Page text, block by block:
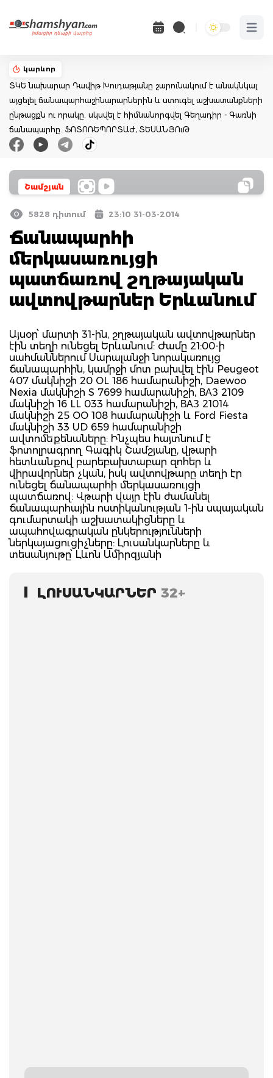
Open
կարևոր
ՏԿԵ նախարար Դավիթ Խուդաթյանը շարունակում է անակնկալ
այցելել ճանապարհաշինարարներին և ստուգել աշխատանքների
ընթացքն ու որակը. սկսվել է հիմնանորգվել Գեղադիր - Գառնի
ճանապարհը. ՖՈՏՈՌԵՊՈՐՏԱԺ, ՏԵՍԱՆՅՈւԹ
Շամշյան
5828 դիտում 23:10 31-03-2014
Ճանապարհի
մերկասառույցի
պատճառով շղթայական
ավտովթարներ Երևանում
Այսօր՝ մարտի 31-ին, շղթայական ավտովթարներ
էին տեղի ունեցել Երևանում: Ժամը 21:00-ի
սահմաններում Սարալանջի նորակառույց
ճանապարհին, կամրջի մոտ բախվել էին Peugeot
407 մակնիշի 20 OL 186 համարանիշի, Daewoo
Nexia մակնիշի S 7699 համարանիշի, ВАЗ 2109
մակնիշի 16 LL 033 համարանիշի, ВАЗ 21014
մակնիշի 25 OO 108 համարանիշի և Ford Fiesta
մակնիշի 33 UD 659 համարանիշի
ավտոմեքենաները: Ինչպես հայտնում է
ֆոտոլրագրող Գագիկ Շամշյանը, վթարի
հետևանքով բարեբախտաբար զոհեր և
վիրավորներ չկան, իսկ ավտովթարը տեղի էր
ունեցել ճանապարհի մերկասառույցի
պատճառով: Վթարի վայր էին ժամանել
ճանապարհային ոստիկանության 1-ին սպայական
գումարտակի աշխատակիցները և
ապահովագրական ընկերությունների
ներկայացուցիչները: Լուսանկարները և
տեսանյութը՝ Լևոն Ամիրզյանի
ԼՈՒՍԱՆԿԱՐՆԵՐ 32+